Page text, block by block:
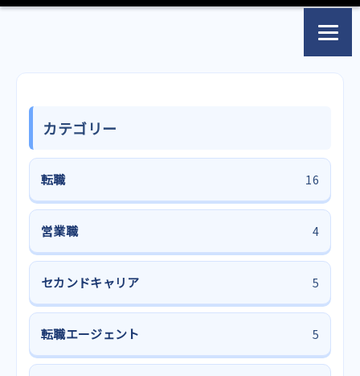
カテゴリー
転職 16
営業職 4
セカンドキャリア 5
転職エージェント 5